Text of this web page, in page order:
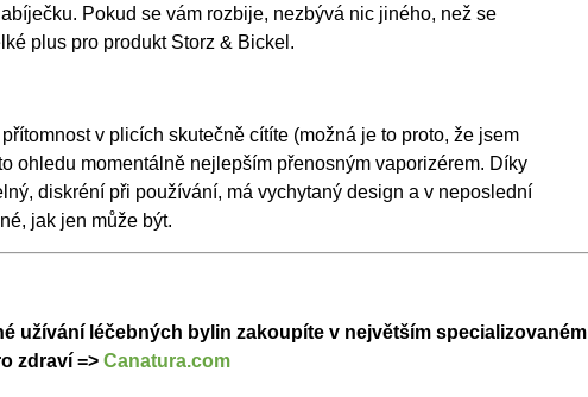
Pokud se vám rozbije, nezbývá nic jiného, než se
plus pro produkt Storz & Bickel.
v plicích skutečně cítíte (možná je to proto, že jsem
ohledu momentálně nejlepším přenosným vaporizérem. Díky
diskréní při používání, má vychytaný design a v neposlední
jak jen může být.
užívání léčebných bylin zakoupíte v největším specializovaném
zdraví => Canatura.com